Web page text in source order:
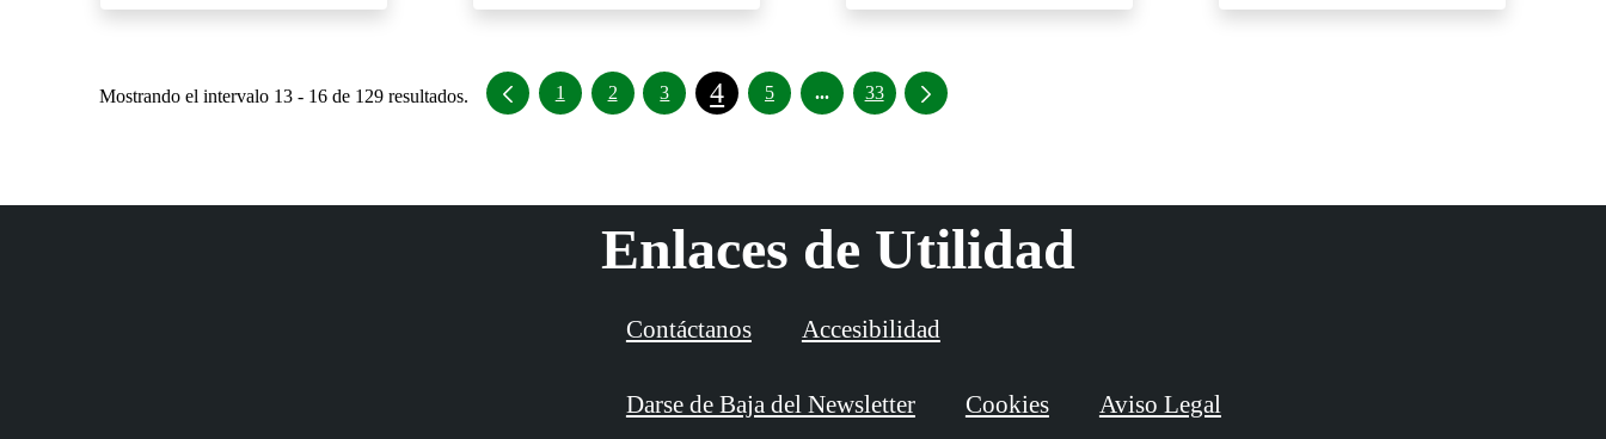
Mostrando el intervalo 13 - 16 de 129 resultados. 1 2 3 4 5 ...Páginas intermedias Use TAB para desplazarse.
33
Enlaces de Utilidad
Contáctanos Accesibilidad
Darse de Baja del Newsletter Cookies Aviso Legal